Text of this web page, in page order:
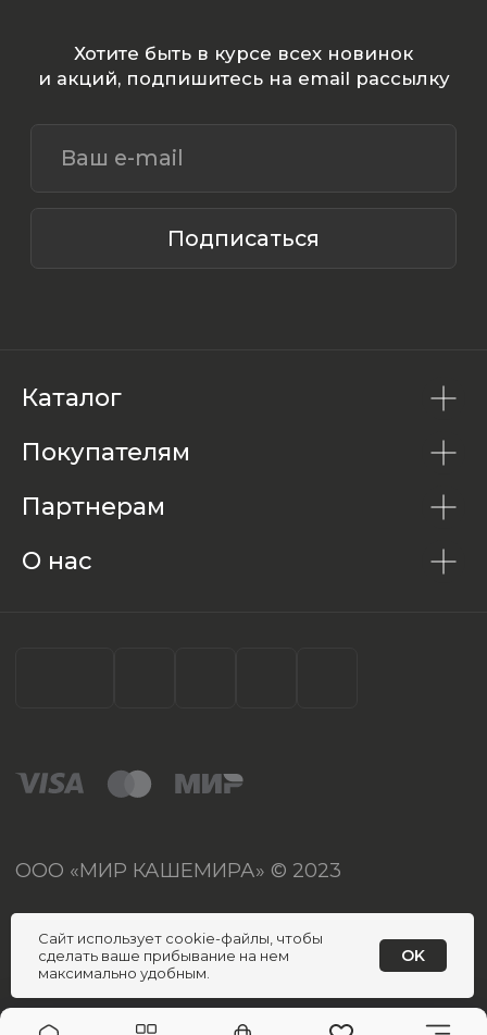
Каталог
Покупателям
Партнерам
О нас
Сайт использует cookie-файлы, чтобы
сделать ваше прибывание на нем
максимально удобным.
OK